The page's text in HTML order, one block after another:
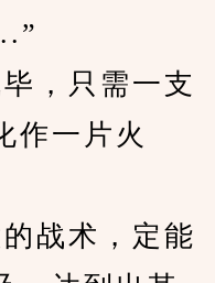
，只需一支
作一片火
战术，定能